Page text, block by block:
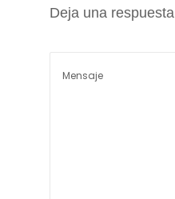
Deja una respuesta